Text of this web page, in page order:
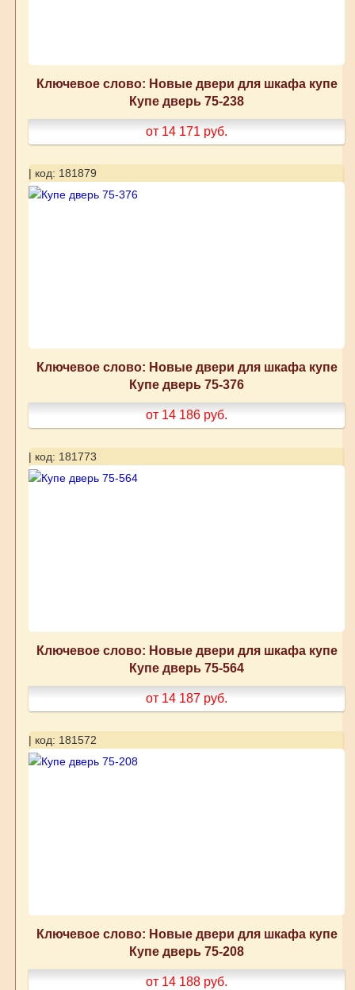
Ключевое слово: Новые двери для шкафа купе
Купе дверь 75-238
от 14 171 руб.
| код: 181879
Ключевое слово: Новые двери для шкафа купе
Купе дверь 75-376
от 14 186 руб.
| код: 181773
Ключевое слово: Новые двери для шкафа купе
Купе дверь 75-564
от 14 187 руб.
| код: 181572
Ключевое слово: Новые двери для шкафа купе
Купе дверь 75-208
от 14 188 руб.